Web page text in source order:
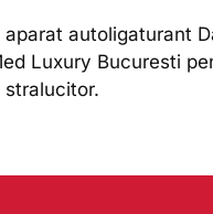
autoligaturant
Luxury Bucuresti